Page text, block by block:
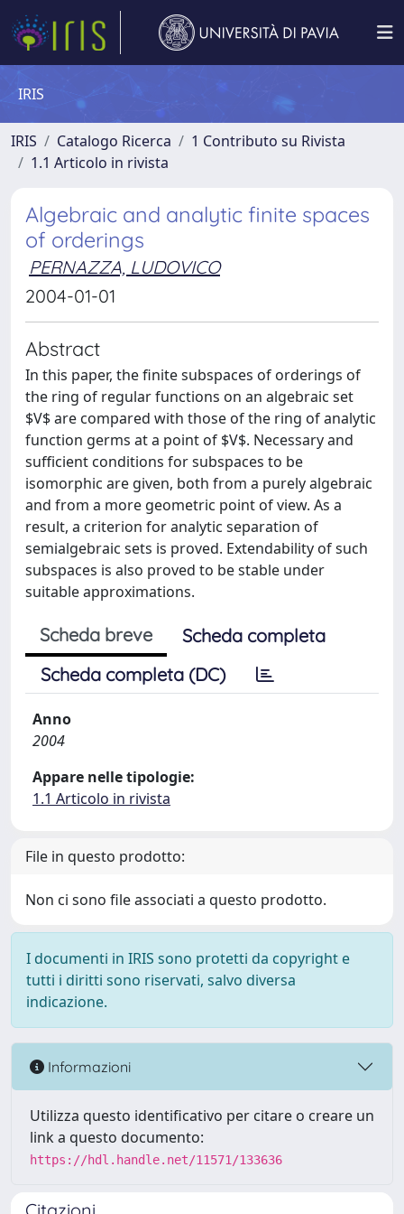
IRIS
IRIS Catalogo Ricerca
1 Contributo su Rivista
1.1 Articolo in rivista
Algebraic and analytic finite spaces
of orderings
PERNAZZA, LUDOVICO
2004-01-01
Abstract
In this paper, the finite subspaces of orderings of
the ring of regular functions on an algebraic set
$V$ are compared with those of the ring of analytic
function germs at a point of $V$. Necessary and
sufficient conditions for subspaces to be
isomorphic are given, both from a purely algebraic
and from a more geometric point of view. As a
result, a criterion for analytic separation of
semialgebraic sets is proved. Extendability of such
subspaces is also proved to be stable under
suitable approximations.
Scheda breve
Scheda completa
Scheda completa (DC)
Anno
2004
Appare nelle tipologie:
1.1 Articolo in rivista
File in questo prodotto:
Non ci sono file associati a questo prodotto.
I documenti in IRIS sono protetti da copyright e
tutti i diritti sono riservati, salvo diversa
indicazione.
Informazioni
Utilizza questo identificativo per citare o creare un
link a questo documento:
https://hdl.handle.net/11571/133636